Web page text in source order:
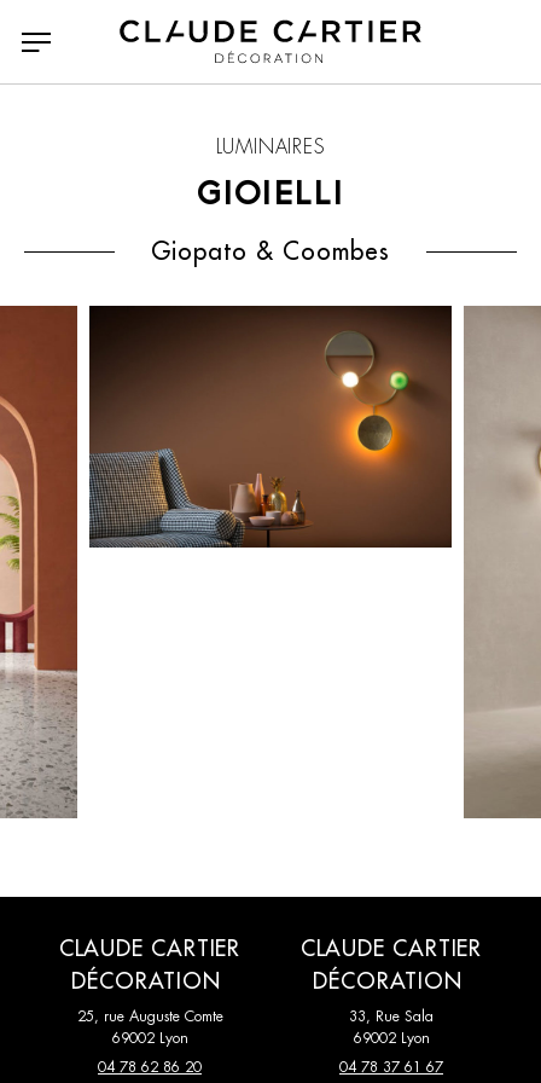
LUMINAIRES
GIOIELLI
Giopato & Coombes
CLAUDE CARTIER
DÉCORATION
25, rue Auguste Comte
69002 Lyon
04 78 62 86 20
CLAUDE CARTIER
DÉCORATION
33, Rue Sala
69002 Lyon
04 78 37 61 67